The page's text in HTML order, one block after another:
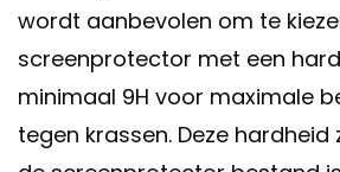
wordt aanbevolen om te
screenprotector met een
minimaal 9H voor maximale
tegen krassen. Deze